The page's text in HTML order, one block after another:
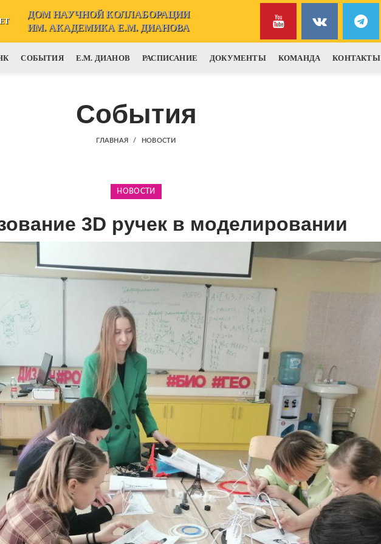
ДОМ НАУЧНОЙ КОЛЛАБОРАЦИИ
ИМ. АКАДЕМИКА Е.М. ДИАНОВА
СОБЫТИЯ Е.М. ДИАНОВ РАСПИСАНИЕ ДОКУМЕНТЫ КОМАНДА КОНТАКТЫ
События
ГЛАВНАЯ НОВОСТИ
НОВОСТИ
3D ручек в моделировании